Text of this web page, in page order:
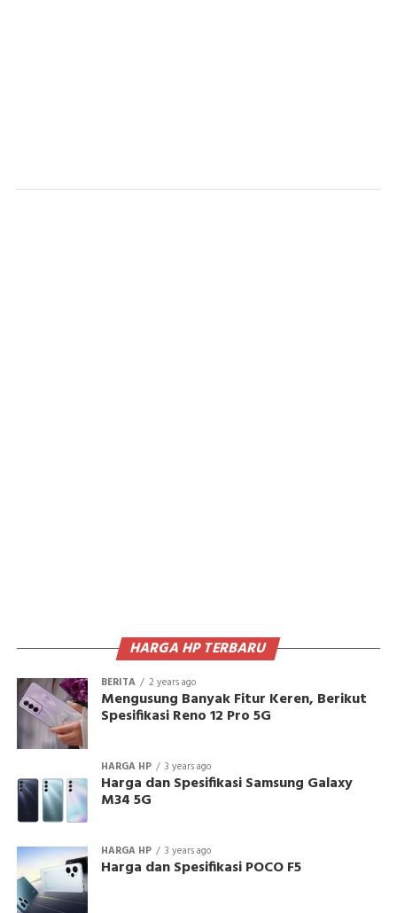
HARGA HP TERBARU
BERITA 2 years ago
Mengusung Banyak Fitur Keren, Berikut
Spesifikasi Reno 12 Pro 5G
HARGA HP 3 years ago
Harga dan Spesifikasi Samsung Galaxy
M34 5G
HARGA HP 3 years ago
Harga dan Spesifikasi POCO F5